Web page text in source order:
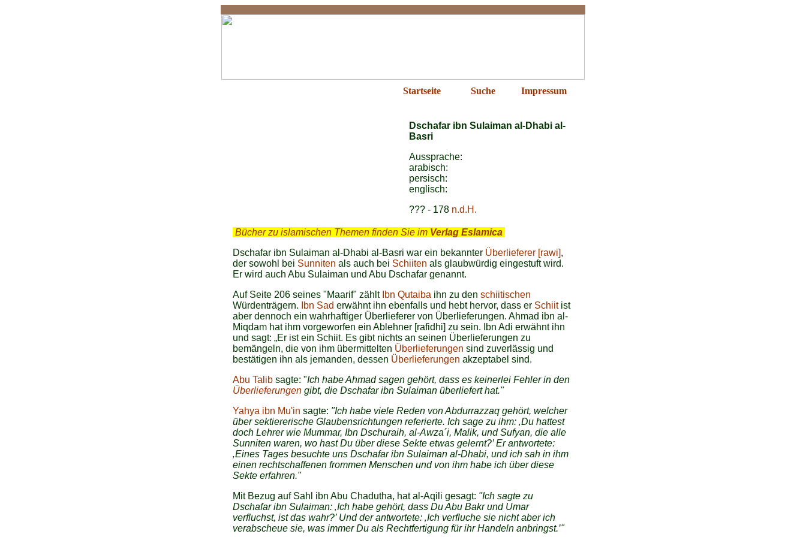
Startseite Suche Impressum
Dschafar ibn Sulaiman al-Dhabi al-
Basri
Aussprache:
arabisch:
persisch:
englisch:
??? - 178 n.d.H.
Bücher zu islamischen Themen finden Sie im Verlag Eslamica
Dschafar ibn Sulaiman al-Dhabi al-Basri war ein bekannter Überlieferer [rawi],
der sowohl bei Sunniten als auch bei Schiiten als glaubwürdig eingestuft wird.
Er wird auch Abu Sulaiman und Abu Dschafar genannt.
Auf Seite 206 seines "Maarif" zählt Ibn Qutaiba ihn zu den schiitischen
Würdenträgern.
Ibn Sad erwähnt ihn ebenfalls und hebt hervor, dass er Schiitist
aber dennoch ein wahrhaftiger Überlieferer von Überlieferungen. Ahmad ibn al-
Miqdam hat ihm vorgeworfen ein Ablehner [rafidhi] zu sein. Ibn Adi erwähnt ihn
und sagt: „Er ist ein Schiit. Es gibt nichts an seinen Überlieferungen zu
bemängeln, die von ihm übermittelten Überlieferungen sind zuverlässig und
bestätigen ihn als jemanden, dessen Überlieferungen akzeptabel sind.
Abu Talib sagte: "Ich habe Ahmad sagen gehört, dass es keinerlei Fehler in den
Überlieferungen gibt, die Dschafar ibn Sulaiman überliefert hat."
Yahya ibn Mu'in sagte: "Ich habe viele Reden von Abdurrazzaq gehört, welcher
über sektiererische Glaubensrichtungen referierte. Ich sage zu ihm: ‚Du hattest
doch Lehrer wie Mummar, Ibn Dschuraih, al-Awza´i, Malik, und Sufyan, die alle
Sunniten waren, wo hast Du über diese Sekte etwas gelernt?’ Er antwortete:
‚Eines Tages besuchte uns Dschafar ibn Sulaiman al-Dhabi, und ich sah in ihm
einen rechtschaffenen frommen Menschen und von ihm habe ich über diese
Sekte erfahren."
Mit Bezug auf Sahl ibn Abu Chadutha, hat al-Aqili gesagt: "Ich sagte zu
Dschafar ibn Sulaiman: ‚Ich habe gehört, dass Du Abu Bakr und Umar
verfluchst, ist das wahr?’ Und der antwortete: ‚Ich verfluche sie nicht aber ich
verabscheue sie, was immer Du als Rechtfertigung für ihr Handeln anbringst.’"